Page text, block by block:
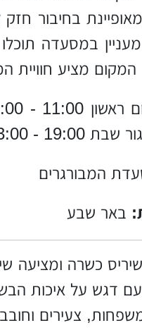
בחיבור
מעניין במסעדה
המקום מציע
המבורגרים
באר שבע
שיריס כשרה ומציעה
דגש על איכות
צעירים